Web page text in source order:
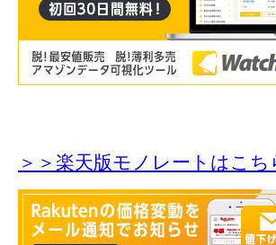
＞＞楽天版モノレートはこち